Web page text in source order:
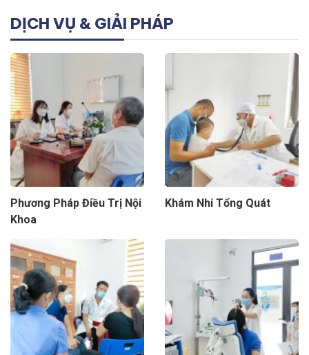
DỊCH VỤ & GIẢI PHÁP
Phương Pháp Điều Trị Nội
Khoa
Khám Nhi Tổng Quát